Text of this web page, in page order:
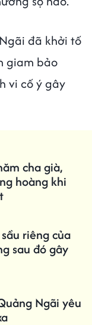
đã khởi tố
giam bảo
vi cố ý gây
cha già,
hoàng khi
riêng của
sau đó gây
Ngãi yêu